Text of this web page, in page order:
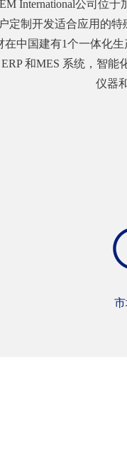
International公司位
定制开发适合应用的
中国建有1个一体化
和MES 系统，智
仪器